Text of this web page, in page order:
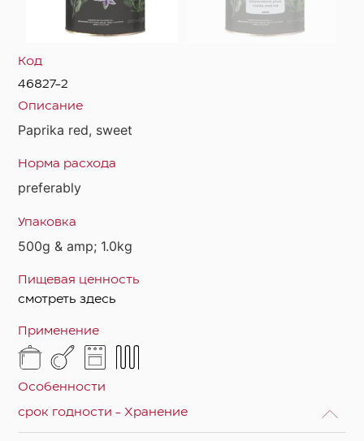
Код
46827-2
Описание
Paprika red, sweet
Норма расхода
preferably
Упаковка
500g & amp; 1.0kg
Пищевая ценность
смотреть здесь
Применение
Особенности
срок годности - Хранение